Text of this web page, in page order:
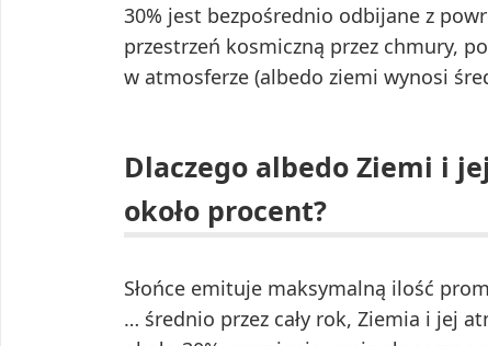
30% jest bezpośrednio odbijane z
przestrzeń kosmiczną przez chmury,
w atmosferze (albedo ziemi wynosi
Dlaczego albedo Ziemi i
około procent?
Słońce emituje maksymalną ilość
… średnio przez cały rok, Ziemia i jej